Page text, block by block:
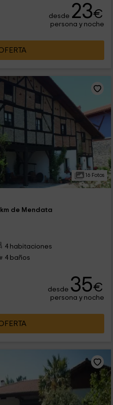
desde 23€
persona y noche
16 Fotos
de Mendata
4 habitaciones
4 baños
desde 35€
persona y noche